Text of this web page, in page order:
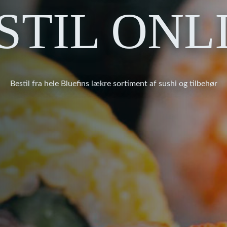
Bestil fra hele Bluefins lækre sortiment af sushi og tilbehør